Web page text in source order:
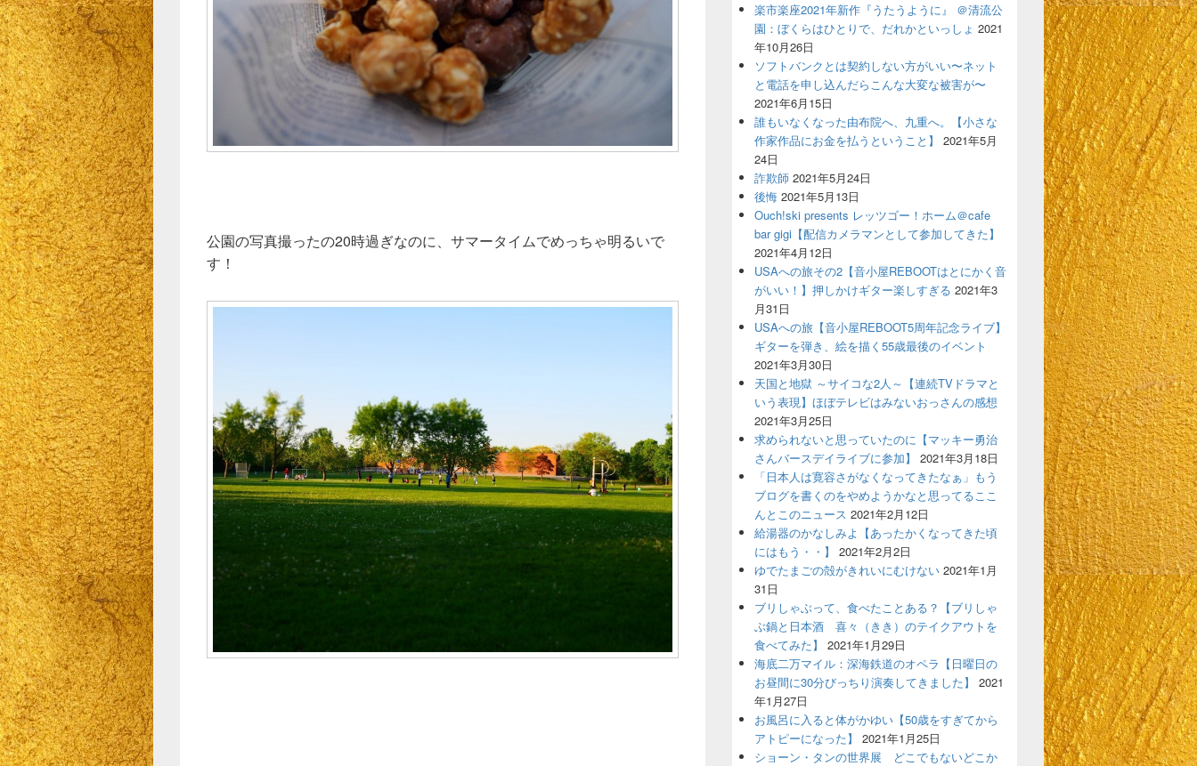
公園の写真撮ったの20時過ぎなのに、サマータイムでめっちゃ明るいで
す！
楽市楽座2021年新作『うたうように』 ＠清流公
園：ぼくらはひとりで、だれかといっしょ 2021
年10月26日
ソフトバンクとは契約しない方がいい〜ネット
と電話を申し込んだらこんな大変な被害が〜
2021年6月15日
誰もいなくなった由布院へ、九重へ。【小さな
作家作品にお金を払うということ】
2021年5月
24日
詐欺師 2021年5月24日
後悔 2021年5月13日
Ouch!ski presents レッツゴー！ホーム＠cafe
bar gigi【配信カメラマンとして参加してきた】
2021年4月12日
USAへの旅その2【音小屋REBOOTはとにかく音
がいい！】押しかけギター楽しすぎる 2021年3
月31日
USAへの旅【音小屋REBOOT5周年記念ライブ】
ギターを弾き、絵を描く55歳最後のイベント
2021年3月30日
天国と地獄 ～サイコな2人～【連続TVドラマと
いう表現】ほぼテレビはみないおっさんの感想
2021年3月25日
求められないと思っていたのに【マッキー勇治
さんバースデイライブに参加】
2021年3月18日
「日本人は寛容さがなくなってきたなぁ」もう
ブログを書くのをやめようかなと思ってるここ
んとこのニュース 2021年2月12日
給湯器のかなしみよ【あったかくなってきた頃
にはもう・・】
2021年2月2日
ゆでたまごの殻がきれいにむけない 2021年1月
31日
ブリしゃぶって、食べたことある？【ブリしゃ
ぶ鍋と日本酒 喜々（きき）のテイクアウトを
食べてみた】
2021年1月29日
海底二万マイル：深海鉄道のオペラ【日曜日の
お昼間に30分びっちり演奏してきました】
2021
年1月27日
お風呂に入ると体がかゆい【50歳をすぎてから
アトピーになった】
2021年1月25日
ショーン・タンの世界展 どこでもないどこか